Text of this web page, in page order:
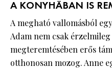
A KONYHÁBAN IS
A megható vallomásból
Adam nem csak
megteremtésében erős
otthonosan mozog. Anne